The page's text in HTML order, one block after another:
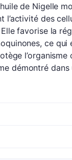
de Nigelle
l’activité des
favorise la
ce qui
démontré